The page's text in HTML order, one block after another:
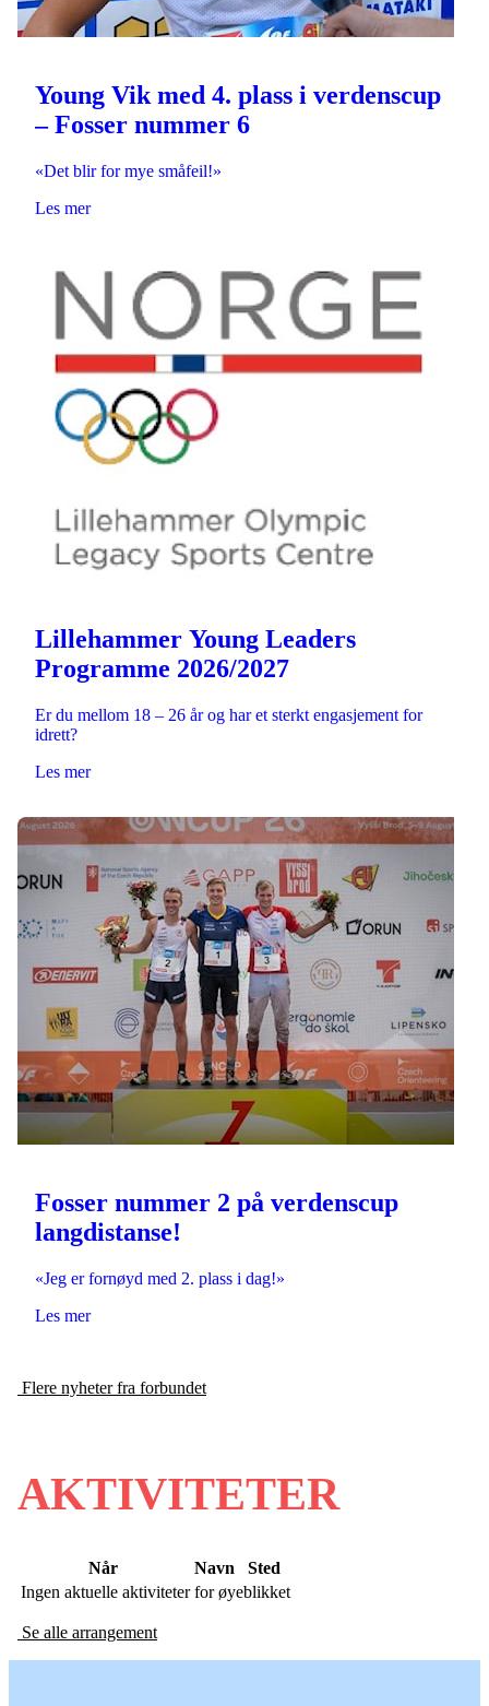
Young Vik med 4. plass i verdenscup
– Fosser nummer 6
«Det blir for mye småfeil!»
Les mer
Lillehammer Young Leaders
Programme 2026/2027
Er du mellom 18 – 26 år og har et sterkt engasjement for
idrett?
Les mer
Fosser nummer 2 på verdenscup
langdistanse!
«Jeg er fornøyd med 2. plass i dag!»
Les mer
Flere nyheter fra forbundet
AKTIVITETER
Når Navn
Sted
Ingen aktuelle aktiviteter for øyeblikket
Se alle arrangement